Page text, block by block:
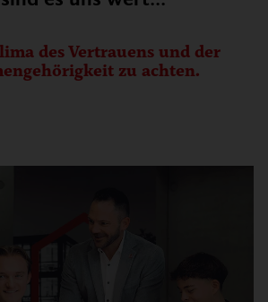
des Vertrauens und der
zu achten.